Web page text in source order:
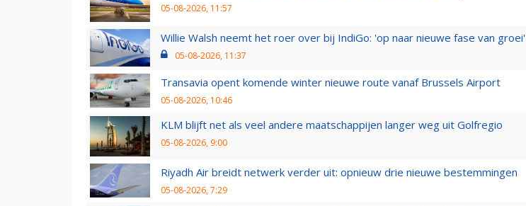
05-08-2026, 11:57
Willie Walsh neemt het roer over bij IndiGo: 'op naar nieuwe fase van groei'
05-08-2026, 11:37
Transavia opent komende winter nieuwe route vanaf Brussels Airport
05-08-2026, 10:46
KLM blijft net als veel andere maatschappijen langer weg uit Golfregio
05-08-2026, 9:00
Riyadh Air breidt netwerk verder uit: opnieuw drie nieuwe bestemmingen
05-08-2026, 7:29